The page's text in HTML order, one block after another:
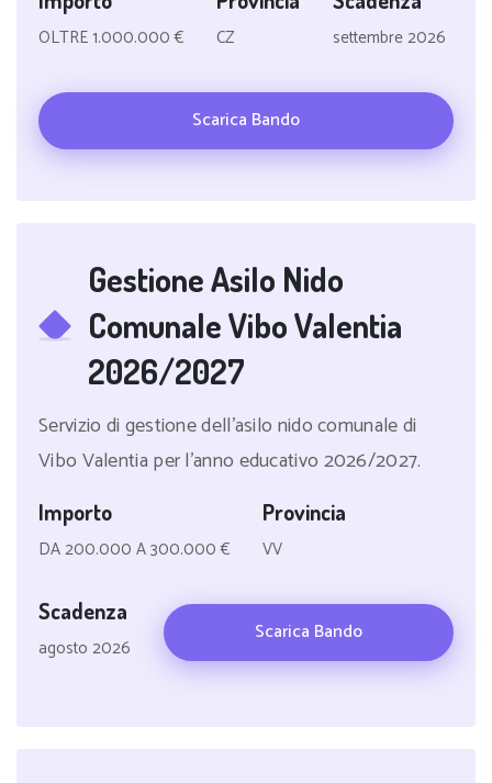
OLTRE 1.000.000 € CZ settembre 2026
Scarica Bando
Gestione Asilo Nido
Comunale Vibo Valentia
2026/2027
Servizio di gestione dell'asilo nido comunale di
Vibo Valentia per l'anno educativo 2026/2027.
Importo
DA 200.000 A 300.000 €
Provincia
VV
Scadenza
agosto 2026
Scarica Bando